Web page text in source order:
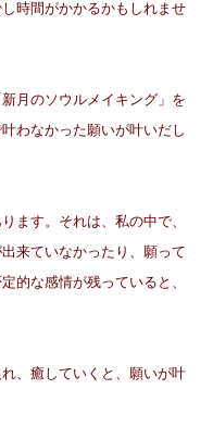
時間がかかるかもしれませ
月のソウルメイキング」を
わなかった願いが叶いだし
ます。それは、私の中で、
来ていなかったり、願って
的な感情が残っていると、
、癒していくと、願いが叶